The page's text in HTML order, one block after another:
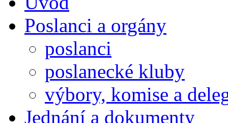
Poslanci a orgány
poslanci
poslanecké kluby
výbory, komise a
Jednání a dokumenty